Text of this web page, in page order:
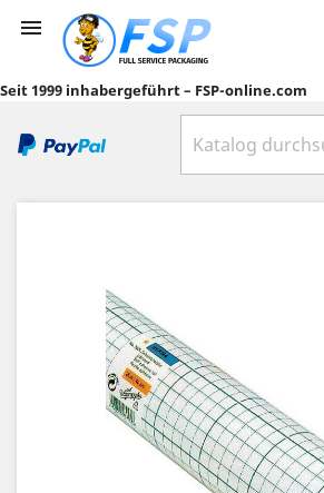

Seit 1999 inhabergeführt – FSP-online.com